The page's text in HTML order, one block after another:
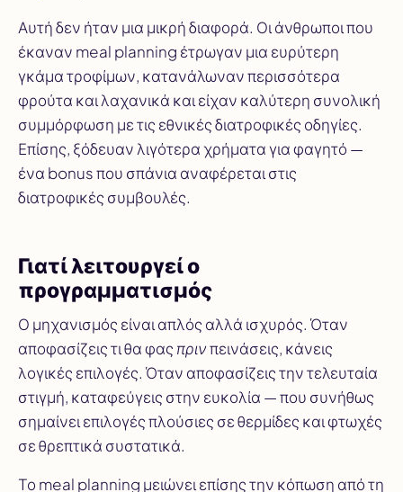
Αυτή δεν ήταν μια μικρή διαφορά. Οι άνθρωποι που
έκαναν meal planning έτρωγαν μια ευρύτερη
γκάμα τροφίμων, κατανάλωναν περισσότερα
φρούτα και λαχανικά και είχαν καλύτερη συνολική
συμμόρφωση με τις εθνικές διατροφικές οδηγίες.
Επίσης, ξόδευαν λιγότερα χρήματα για φαγητό —
ένα bonus που σπάνια αναφέρεται στις
διατροφικές συμβουλές.
Γιατί λειτουργεί ο
προγραμματισμός
Ο μηχανισμός είναι απλός αλλά ισχυρός. Όταν
αποφασίζεις τι θα φας πρινπεινάσεις, κάνεις
λογικές επιλογές. Όταν αποφασίζεις την τελευταία
στιγμή, καταφεύγεις στην ευκολία — που συνήθως
σημαίνει επιλογές πλούσιες σε θερμίδες και φτωχές
σε θρεπτικά συστατικά.
Το meal planning μειώνει επίσης την κόπωση από τη